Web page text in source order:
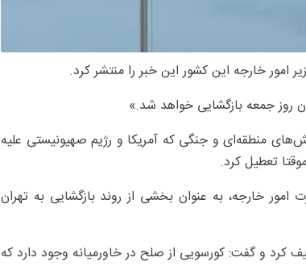
امور خارجه این کشور این خبر را منتشر کرد.
روز جمعه بازگشایی خواهد شد.»
منطقه‌ای و جنگی که آمریکا و رژیم صهیونیستی علیه
تعطیل کرد.
امور خارجه، به عنوان بخشی از روند بازگشایی به تهران
کرد و گفت: کورسویی از صلح در خاورمیانه وجود دارد که